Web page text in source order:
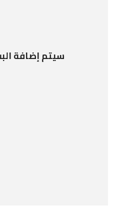
سيتم إضافة